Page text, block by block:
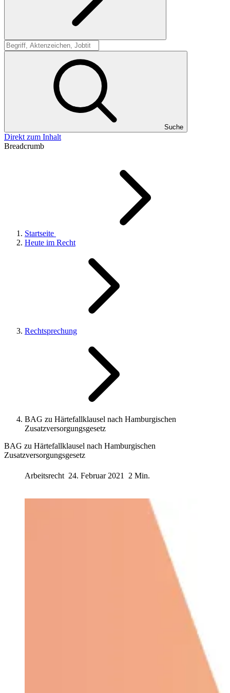
Suche
Suche
Direkt zum Inhalt
Breadcrumb
Startseite
Heute im Recht
Rechtsprechung
BAG zu Härtefallklausel nach Hamburgischen
Zusatzversorgungsgesetz
BAG zu Härtefallklausel nach Hamburgischen
Zusatzversorgungsgesetz
Arbeitsrecht 24. Februar 2021 2 Min.